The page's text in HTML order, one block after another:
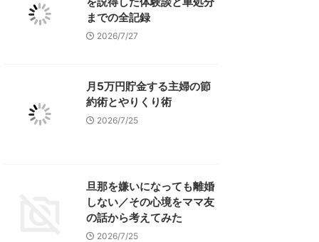
までの全記録
2026/7/27
月5万円貯金する主婦の節
約術とやりくり術
2026/7/25
旦那を嫌いになっても離婚
しない／その心境をママ友
の話から考えてみた
2026/7/25